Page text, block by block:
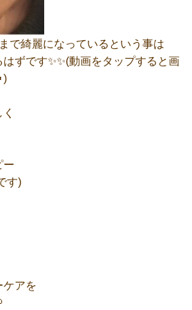
で綺麗になっているという事は
ずです✨✨(動画をタップすると画
ー
す)
ケアを